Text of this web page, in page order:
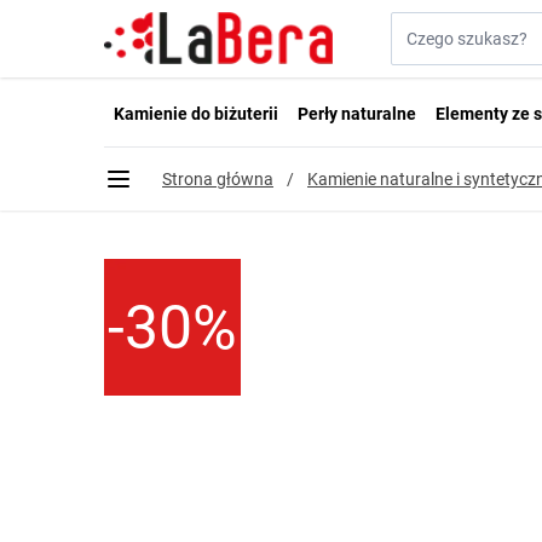
Przejdź do treści
Kamienie do biżuterii Perły naturalne Elementy ze
Strona główna / Kamienie naturalne i
-30%